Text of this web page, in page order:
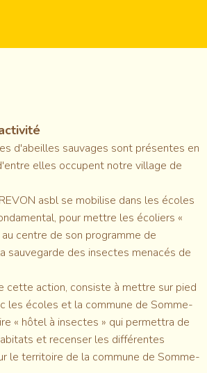
d'abeilles sauvages sont présentes en
elles occupent notre village de
asbl se mobilise dans les écoles
pour mettre les écoliers «
centre de son programme de
sauvegarde des insectes menacés de
cette action, consiste à mettre sur pied
les écoles et la commune de Somme-
« hôtel à insectes » qui permettra de
et recenser les différentes
le territoire de la commune de Somme-